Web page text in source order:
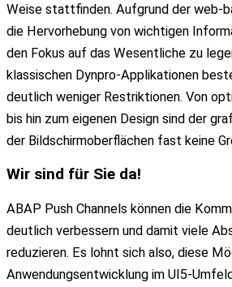
Weise stattfinden. Aufgrund der web-
die Hervorhebung von wichtigen
den Fokus auf das Wesentliche zu
klassischen Dynpro-Applikationen
deutlich weniger Restriktionen. Von
bis hin zum eigenen Design sind der
der Bildschirmoberflächen fast keine
Wir sind für Sie da!
ABAP Push Channels können die
deutlich verbessern und damit viele
reduzieren. Es lohnt sich also, diese
Anwendungsentwicklung im UI5-